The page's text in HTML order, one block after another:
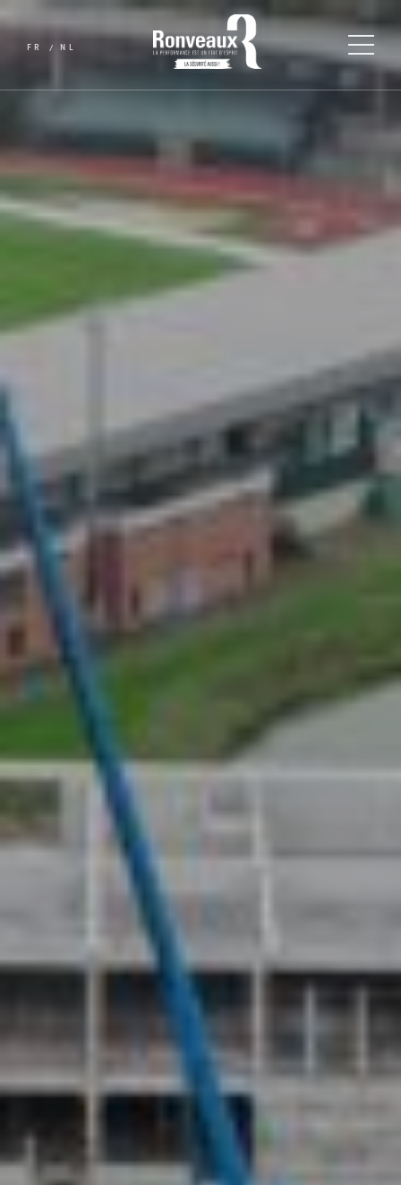
FR NL